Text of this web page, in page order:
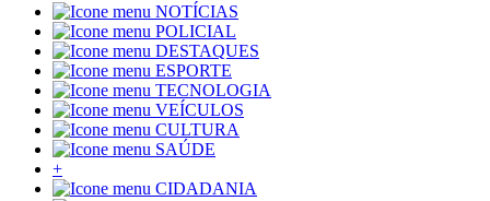
NOTÍCIAS
POLICIAL
DESTAQUES
ESPORTE
TECNOLOGIA
VEÍCULOS
CULTURA
SAÚDE
+
CIDADANIA